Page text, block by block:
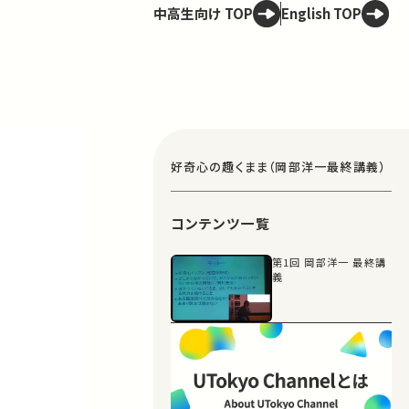
中高生向け TOP English TOP
好奇心の趣くまま（岡部洋一最終講義）
コンテンツ一覧
第1回 岡部洋一 最終講
義